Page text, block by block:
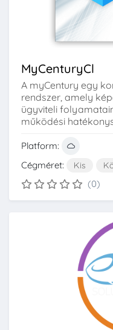
MyCenturyCl
A myCentury egy
rendszer, amely
ügyviteli
működési
Platform:
Cégméret:
Kis
(0)